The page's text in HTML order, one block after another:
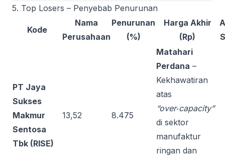
5. Top Losers – Penyebab Penurunan
Kode
Nama
Perusahaan
Penurunan
(%)
Harga Akhir
(Rp)
PT Jaya
Sukses
Makmur
Sentosa
Tbk (RISE)
13,52 8.475
Matahari
Perdana –
Kekhawatiran
atas
“over‑capacity”
di sektor
manufaktur
ringan dan